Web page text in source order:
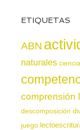
ETIQUETAS
ABN
naturales
comprensión
descomposición
juego